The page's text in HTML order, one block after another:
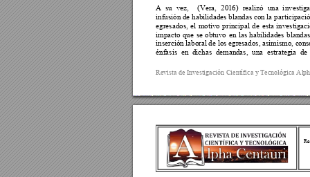
Revista de Investigación Científica y Tecnológica Alph
A su vez, (Vera, 2016) realizó una i
infusión de habilidades blandas con la
egresados, el motivo principal de esta
impacto que se obtuvo en las habilidades
inserción laboral de los egresados, asimismo, c
énfasis en dichas demandas una estrategia de